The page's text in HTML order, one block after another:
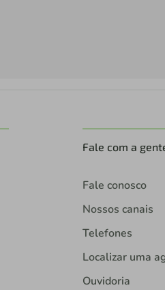
Fale com a
Fale conosco
Nossos canais
Telefones
Localizar uma
Ouvidoria